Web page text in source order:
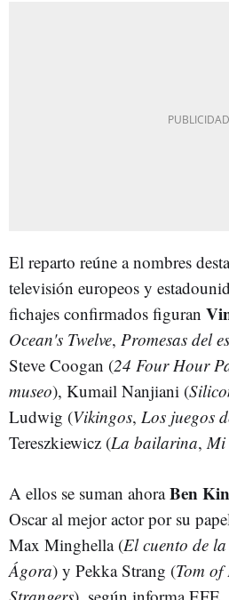
El reparto reúne a nombres
televisión europeos y
fichajes confirmados figuran
Ocean's Twelve, Promesas del
Steve Coogan (24 Four Hour
museo), Kumail Nanjiani (
Ludwig (Vikingos, Los juegos
Tereszkiewicz (La bailarina, Mi
A ellos se suman ahoraBen
Oscar al mejor actor por su
Max Minghella (El cuento de
Ágora) y Pekka Strang (Tom